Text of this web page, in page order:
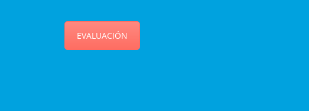
EVALUACIÓN